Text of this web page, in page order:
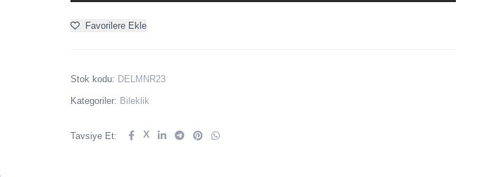
Favorilere Ekle
Stok kodu: DELMNR23
Kategoriler: Bileklik
Tavsiye Et: X